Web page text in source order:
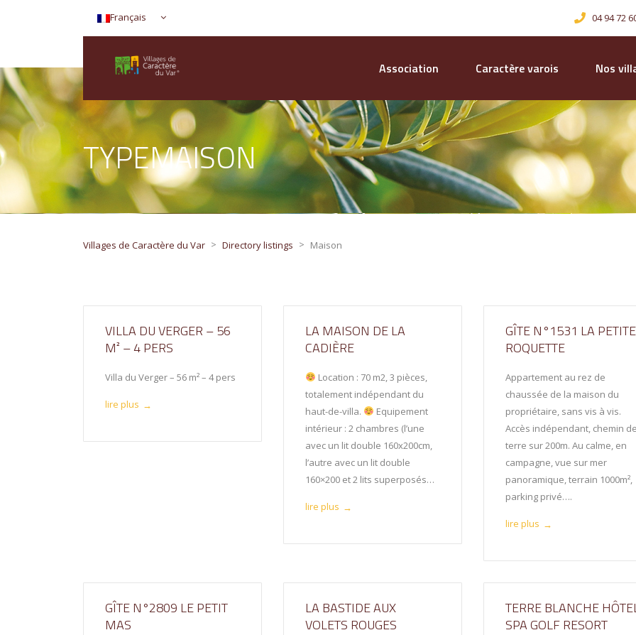
Français 04 94 72
Association Caractère varois Nos
TYPEMAISON
Villages de Caractère du Var > Directory listings > Maison
VILLA DU VERGER – 56
M² – 4 PERS
Villa du Verger – 56 m² – 4 pers
lire plus →
LA MAISON DE LA
CADIÈRE
Location : 70 m2, 3 pièces,
totalement indépendant du
haut-de-villa.
Equipement
intérieur : 2 chambres (l’une
avec un lit double 160x200cm,
l’autre avec un lit double
160×200 et 2 lits superposés…
lire plus →
GÎTE N°1531 LA PETITE
ROQUETTE
Appartement au rez de
chaussée de la maison du
propriétaire, sans vis à vis.
Accès indépendant, chemin
terre sur 200m. Au calme, en
campagne, vue sur mer
panoramique, terrain 1000m²,
parking privé….
lire plus →
GÎTE N°2809 LE PETIT
MAS
LA BASTIDE AUX
VOLETS ROUGES
TERRE BLANCHE
SPA GOLF RESORT